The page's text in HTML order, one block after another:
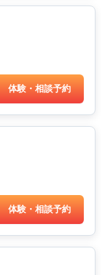
体験・相談予約
体験・相談予約